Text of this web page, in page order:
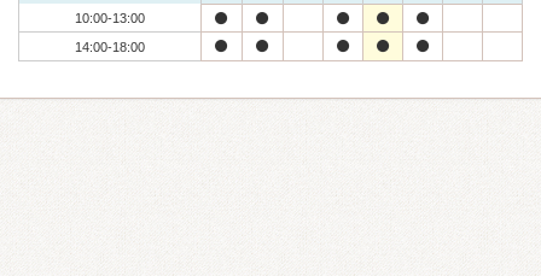
10:00-13:00
14:00-18:00